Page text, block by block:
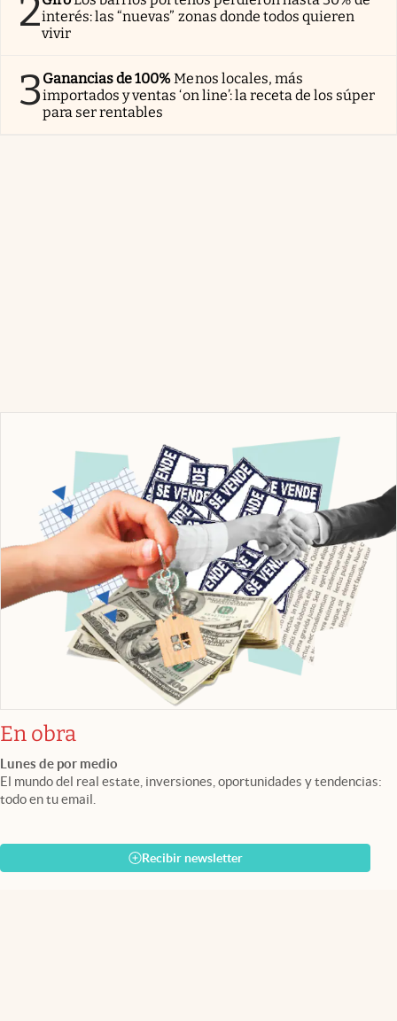
2interés: las “nuevas” zonas donde todos quieren
vivir
3Ganancias de 100%Menos locales, más
importados y ventas ‘on line’: la receta de los súper
para ser rentables
En obra
Lunes de por medio
El mundo del real estate, inversiones, oportunidades y tendencias:
todo en tu email.
Recibir newsletter